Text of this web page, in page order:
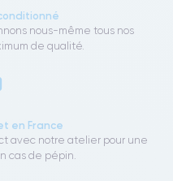
nous-même tous nos
de qualité.
en France
avec notre atelier pour une
cas de pépin.